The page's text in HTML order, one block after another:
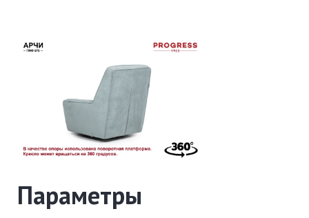
Параметры